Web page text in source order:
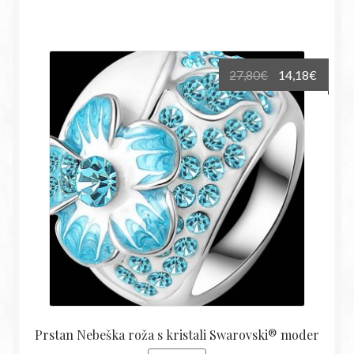
Prstan Nebeška roža s kristali Swarovski® moder
27,80€
Izvirna
cena
je
bila:
27,80€.
14,18€
cena